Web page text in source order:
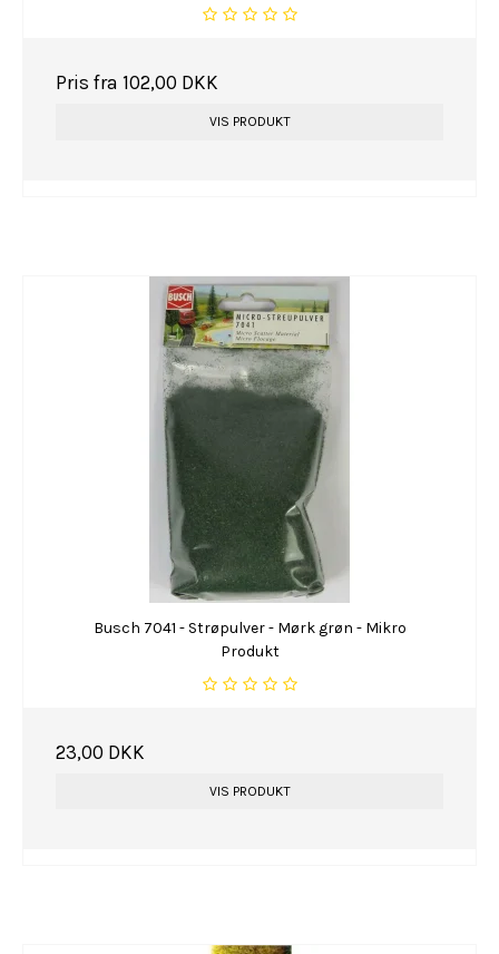
Pris fra 102,00 DKK
VIS PRODUKT
Busch 7041 - Strøpulver - Mørk grøn - Mikro
Produkt
23,00 DKK
VIS PRODUKT